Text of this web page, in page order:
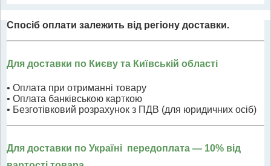
Спосіб оплати залежить від регіону доставки.
Для доставки по Києву та Київській області
• Оплата при отриманні товару
• Оплата банківською карткою
• Безготівковий розрахунок з ПДВ (для юридичних осіб)
Для доставки по Україні передоплата — 10% від